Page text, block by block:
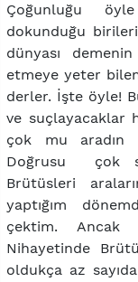
Çoğunluğu
dokunduğu
dünyası
etmeye yeter
derler. İşte öyle!
ve suçlayacaklar
çok mu aradın
Doğrusu çok
Brütüsleri
yaptığım
çektim. Ancak
Nihayetinde
oldukça az